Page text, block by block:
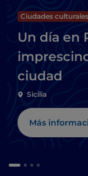
Ciudades culturales
Un día en
ciudad
Sicilia
Más